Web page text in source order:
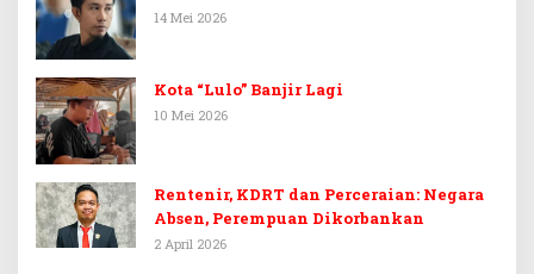
14 Mei 2026
Kota “Lulo” Banjir Lagi
10 Mei 2026
Rentenir, KDRT dan Perceraian: Negara
Absen, Perempuan Dikorbankan
2 April 2026